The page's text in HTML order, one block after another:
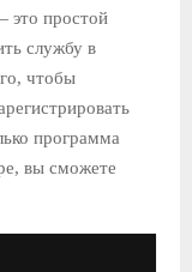
это простой
службу в
чтобы
программа
вы сможете